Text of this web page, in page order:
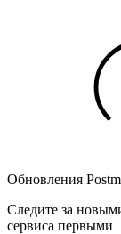
Обновления
Следите за
сервиса первыми